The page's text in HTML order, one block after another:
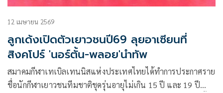
12 เมษายน 2569
ลูกเด้งเปิดตัวเยาวชนปี69 ลุยอาเซียนที่
สิงคโปร์ 'นอร์ตั้น-พลอย'นำทัพ
สมาคมกีฬาเทเบิลเทนนิสแห่งประเทศไทยได้ทำการประกาศราย
ชื่อนักกีฬาเยาวชนทีมชาติชุดรุ่นอายุไม่เกิน 15 ปี และ 19 ปี